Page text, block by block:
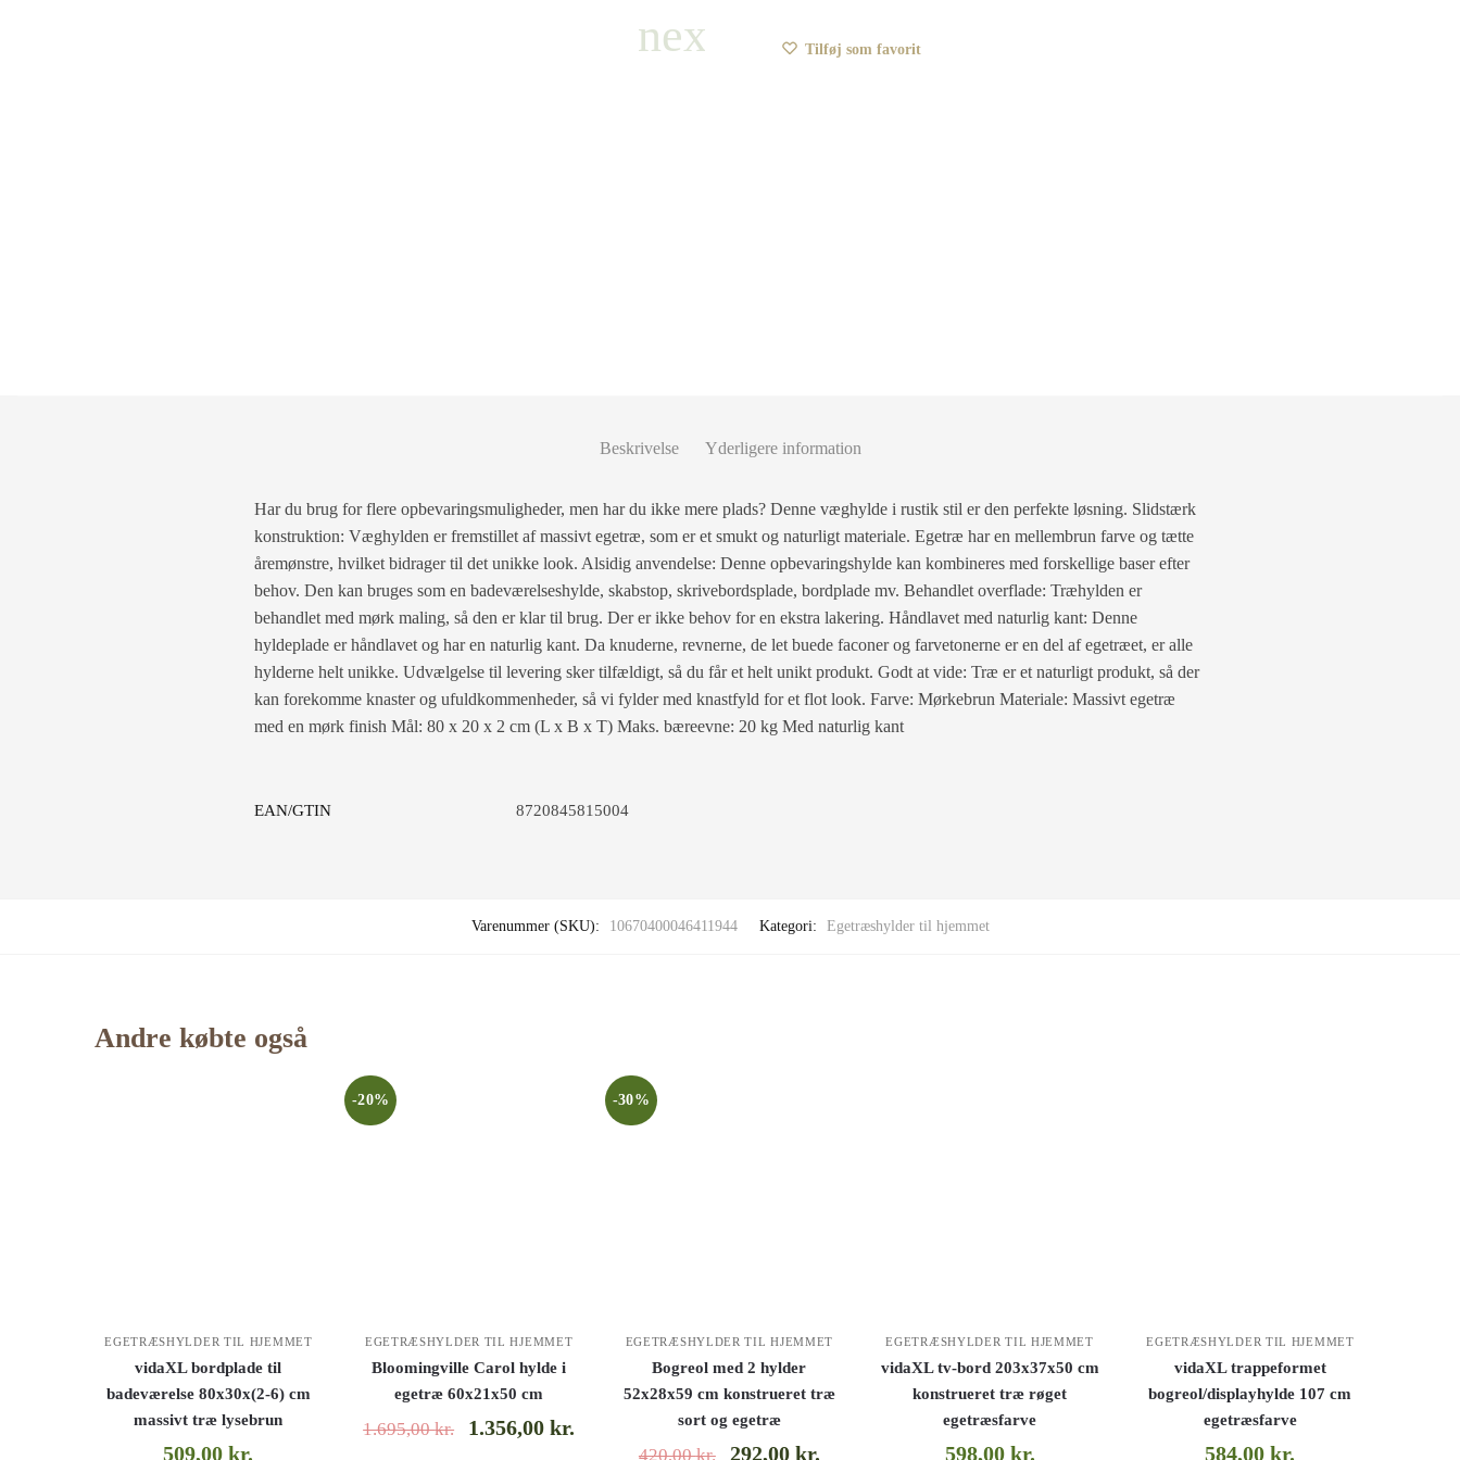
Tilføj som favorit
Beskrivelse Yderligere information
Har du brug for flere opbevaringsmuligheder, men har du ikke mere plads? Denne væghylde i rustik stil er den perfekte løsning. Slidstærk
konstruktion: Væghylden er fremstillet af massivt egetræ, som er et smukt og naturligt materiale. Egetræ har en mellembrun farve og tætte
åremønstre, hvilket bidrager til det unikke look. Alsidig anvendelse: Denne opbevaringshylde kan kombineres med forskellige baser efter
behov. Den kan bruges som en badeværelseshylde, skabstop, skrivebordsplade, bordplade mv. Behandlet overflade: Træhylden er
behandlet med mørk maling, så den er klar til brug. Der er ikke behov for en ekstra lakering. Håndlavet med naturlig kant: Denne
hyldeplade er håndlavet og har en naturlig kant. Da knuderne, revnerne, de let buede faconer og farvetonerne er en del af egetræet, er alle
hylderne helt unikke. Udvælgelse til levering sker tilfældigt, så du får et helt unikt produkt. Godt at vide: Træ er et naturligt produkt, så der
kan forekomme knaster og ufuldkommenheder, så vi fylder med knastfyld for et flot look. Farve: Mørkebrun Materiale: Massivt egetræ
med en mørk finish Mål: 80 x 20 x 2 cm (L x B x T) Maks. bæreevne: 20 kg Med naturlig kant
EAN/GTIN 8720845815004
Varenummer (SKU): 10670400046411944 Kategori: Egetræshylder til hjemmet
Andre købte også
EGETRÆSHYLDER TIL HJEMMET
vidaXL bordplade til
badeværelse 80x30x(2-6) cm
massivt træ lysebrun
509,00kr.
-20%
EGETRÆSHYLDER TIL HJEMMET
Bloomingville Carol hylde i
egetræ 60x21x50 cm
1.695,00kr. 1.356,00kr.
-30%
EGETRÆSHYLDER TIL HJEMMET
Bogreol med 2 hylder
52x28x59 cm konstrueret træ
sort og egetræ
420,00kr. 292,00 kr.
EGETRÆSHYLDER TIL HJEMMET
vidaXL tv-bord 203x37x50 cm
konstrueret træ røget
egetræsfarve
598,00 kr.
EGETRÆSHYLDER TIL HJEMMET
vidaXL trappeformet
bogreol/displayhylde 107 cm
egetræsfarve
584,00kr.